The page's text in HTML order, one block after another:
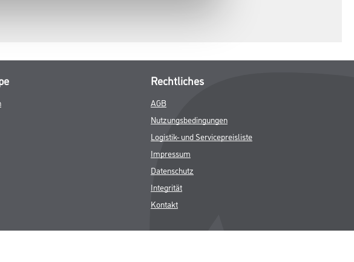
Rechtliches
AGB
Nutzungsbedingungen
Logistik- und Servicepreisliste
Impressum
Datenschutz
Integrität
Kontakt